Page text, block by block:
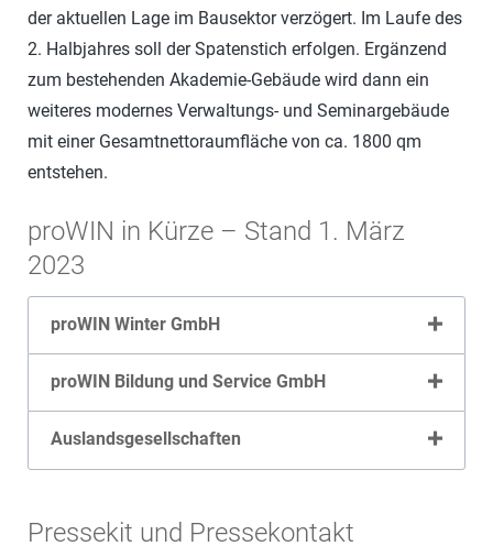
der aktuellen Lage im Bausektor verzögert. Im Laufe des
2. Halbjahres soll der Spatenstich erfolgen. Ergänzend
zum bestehenden Akademie-Gebäude wird dann ein
weiteres modernes Verwaltungs- und Seminargebäude
mit einer Gesamtnettoraumfläche von ca. 1800 qm
entstehen.
proWIN in Kürze – Stand 1. März
2023
proWIN Winter GmbH
proWIN Bildung und Service GmbH
Auslandsgesellschaften
Pressekit und Pressekontakt